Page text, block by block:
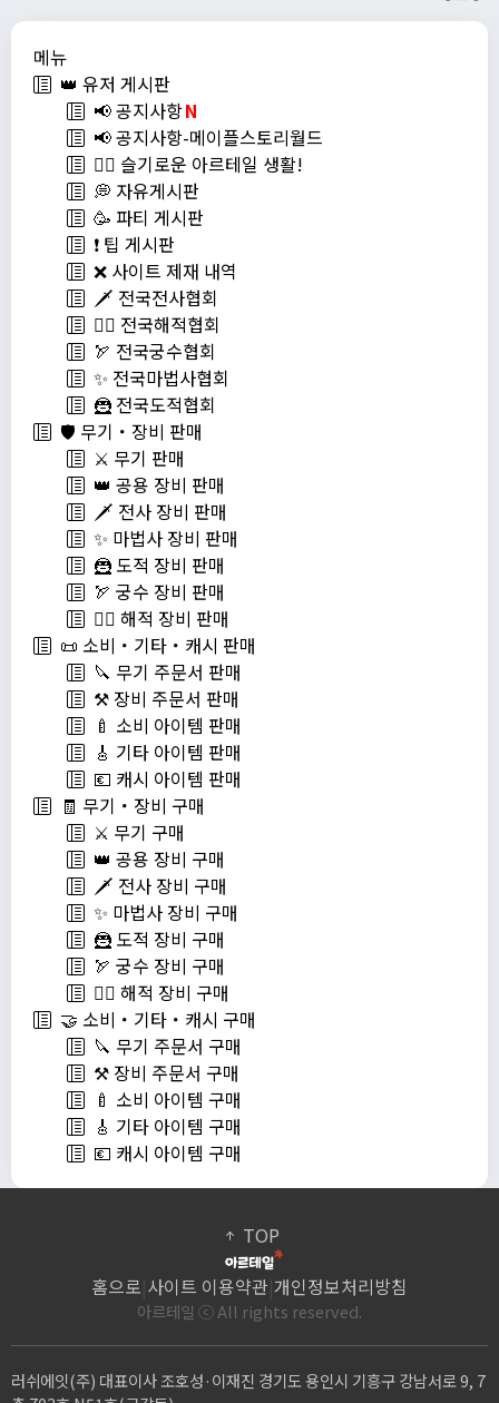
메뉴
👑 유저 게시판
📢 공지사항N
📢 공지사항-메이플스토리월드
💁‍♂ 슬기로운 아르테일 생활!
💭 자유게시판
🥳 파티 게시판
❗️ 팁 게시판
❌ 사이트 제재 내역
🗡️ 전국전사협회
🏴‍☠️ 전국해적협회
🏹 전국궁수협회
✨ 전국마법사협회
🦹 전국도적협회
🛡️ 무기・장비 판매
⚔️ 무기 판매
👑 공용 장비 판매
🗡️ 전사 장비 판매
✨ 마법사 장비 판매
🦹 도적 장비 판매
🏹 궁수 장비 판매
🏴‍☠️ 해적 장비 판매
📜 소비・기타・캐시 판매
🔪 무기 주문서 판매
⚒️ 장비 주문서 판매
🍼 소비 아이템 판매
🎸 기타 아이템 판매
💶 캐시 아이템 판매
🧾 무기・장비 구매
⚔️ 무기 구매
👑 공용 장비 구매
🗡️ 전사 장비 구매
✨ 마법사 장비 구매
🦹 도적 장비 구매
🏹 궁수 장비 구매
🏴‍☠️ 해적 장비 구매
🤝 소비・기타・캐시 구매
🔪 무기 주문서 구매
⚒️ 장비 주문서 구매
🍼 소비 아이템 구매
🎸 기타 아이템 구매
💶 캐시 아이템 구매
TOP
홈으로 사이트 이용약관 개인정보처리방침
아르테일 ⓒ All rights reserved.
러쉬에잇(주) 대표이사 조호성·이재진 경기도 용인시 기흥구 강남서로 9, 7